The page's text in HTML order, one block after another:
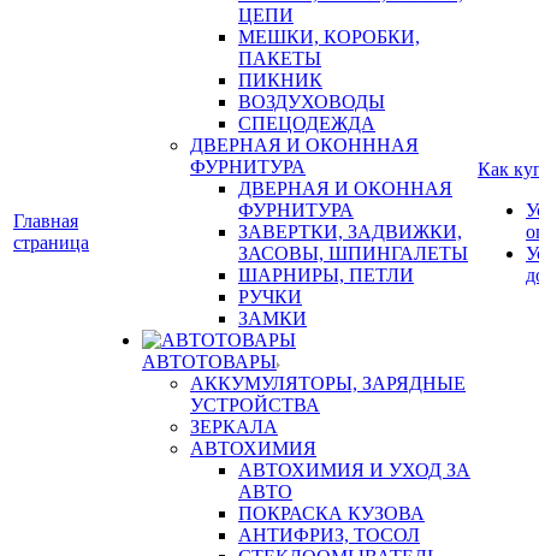
Главная
страница
ЦЕПИ
МЕШКИ, КОРОБКИ,
ПАКЕТЫ
ПИКНИК
ВОЗДУХОВОДЫ
СПЕЦОДЕЖДА
ДВЕРНАЯ И ОКОНННАЯ
ФУРНИТУРА
ДВЕРНАЯ И ОКОННАЯ
ФУРНИТУРА
ЗАВЕРТКИ, ЗАДВИЖКИ,
ЗАСОВЫ, ШПИНГАЛЕТЫ
ШАРНИРЫ, ПЕТЛИ
РУЧКИ
ЗАМКИ
АВТОТОВАРЫ
АККУМУЛЯТОРЫ, ЗАРЯДНЫЕ
УСТРОЙСТВА
ЗЕРКАЛА
АВТОХИМИЯ
АВТОХИМИЯ И УХОД ЗА
АВТО
ПОКРАСКА КУЗОВА
АНТИФРИЗ, ТОСОЛ
Как